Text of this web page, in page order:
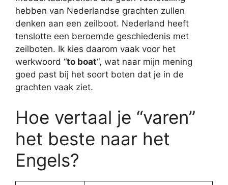
hebben van Nederlandse grachten zullen
denken aan een zeilboot. Nederland heeft
tenslotte een beroemde geschiedenis met
zeilboten. Ik kies daarom vaak voor het
werkwoord “to boat“, wat naar mijn mening
goed past bij het soort boten dat je in de
grachten vaak ziet.
Hoe vertaal je “varen”
het beste naar het
Engels?